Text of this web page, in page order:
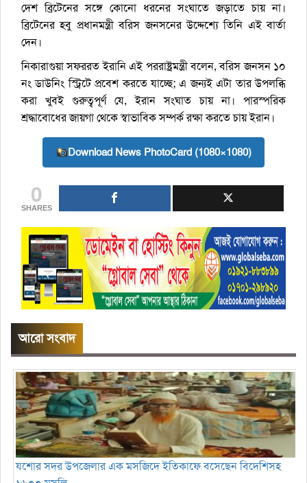
দেশ ব্রিটেনের সঙ্গে কোনো ধরনের সংঘাতে জড়াতে চায় না।
ব্রিটেনের হবু প্রধানমন্ত্রী বরিস জনসনের উদ্দেশ্যে তিনি এই বার্তা
দেন।
নিকারাগুয়া সফররত ইরানি এই পররাষ্ট্রমন্ত্রী বলেন, বরিস জনসন ১০
নং ডাউনিং স্ট্রিটে প্রবেশ করতে যাচ্ছে; এ জন্যই এটা তার উপলব্ধি
করা খুবই গুরুত্বপূর্ণ যে, ইরান সংঘাত চায় না। পারস্পরিক
শ্রদ্ধাবোধের জায়গা থেকে স্বাভাবিক সম্পর্ক রক্ষা করতে চায় ইরান।
Download News PhotoCard (1080×1080)
0
SHARES
আরো সংবাদ
যশোর সদর উপজেলার এক মসজিদে ইতিকাফে বসেছেন বিদেশিসহ